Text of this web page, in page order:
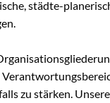
städte-
zu stärken.